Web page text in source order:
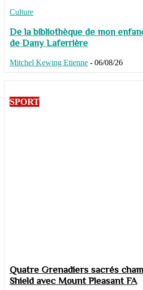
Culture
De la bibliothèque de mon
de Dany Laferrière
Mitchel Kewing Etienne - 06/08/26
SPORT
Quatre Grenadiers sacrés
Shield avec Mount Pleasant FA